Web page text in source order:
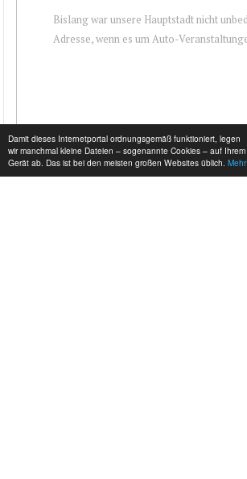
Damit dieses Internetportal ordnungsgemäß funktioniert, legen
wir manchmal kleine Dateien – sogenannte Cookies – auf Ihrem
Gerät ab. Das ist bei den meisten großen Websites üblich.
Bislang war unsere Hauptstadt nicht
Adresse, wenn es um Auto-